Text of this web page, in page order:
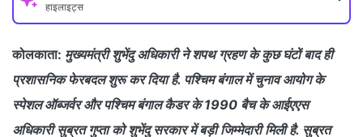
हाइलाइट्स
कोलकाता: मुख्यमंत्री शुभेंदु अधिकारी ने शपथ ग्रहण के कुछ घंटों बाद ही
प्रशासनिक फेरबदल शुरू कर दिया है. पश्चिम बंगाल में चुनाव आयोग के
स्पेशल ऑब्जर्वर और पश्चिम बंगाल कैडर के 1990 बैच के आईएएस
अधिकारी सुब्रत गुप्ता को शुभेंदु सरकार में बड़ी जिम्मेदारी मिली है. सुब्रत